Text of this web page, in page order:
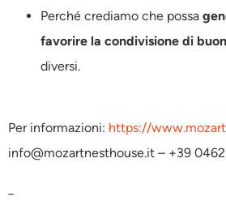
Perché crediamo che possa
favorire la condivisione di
diversi.
Per informazioni: https://
info@mozartnesthouse.it – +39